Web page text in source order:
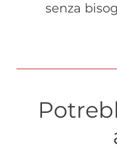
senza